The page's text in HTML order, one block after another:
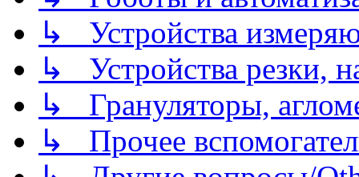
↳ Устройства
↳ Устройства резки,
↳ Грануляторы,
↳ Прочее